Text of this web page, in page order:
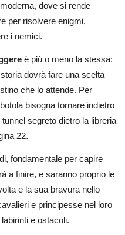
dove si rende
per risolvere enigmi,
i nemici.
è più o meno la stessa:
dovrà fare una scelta
che lo attende. Per
bisogna tornare indietro
segreto dietro la libreria
22.
fondamentale per capire
a finire, e saranno proprio le
e la sua bravura nello
e principesse nel loro
e ostacoli.